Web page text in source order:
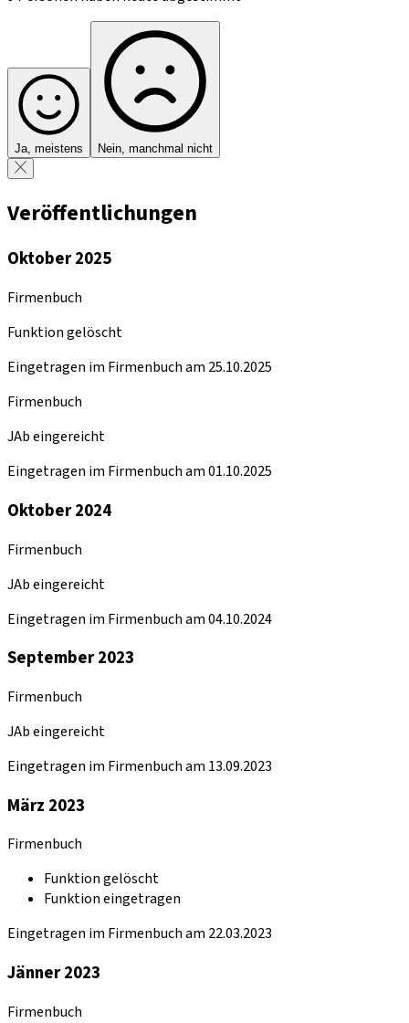
Ja, meistens Nein, manchmal nicht
Veröffentlichungen
Oktober 2025
Firmenbuch
Funktion gelöscht
Eingetragen im Firmenbuch am 25.10.2025
Firmenbuch
JAb eingereicht
Eingetragen im Firmenbuch am 01.10.2025
Oktober 2024
Firmenbuch
JAb eingereicht
Eingetragen im Firmenbuch am 04.10.2024
September 2023
Firmenbuch
JAb eingereicht
Eingetragen im Firmenbuch am 13.09.2023
März 2023
Firmenbuch
Funktion gelöscht
Funktion eingetragen
Eingetragen im Firmenbuch am 22.03.2023
Jänner 2023
Firmenbuch